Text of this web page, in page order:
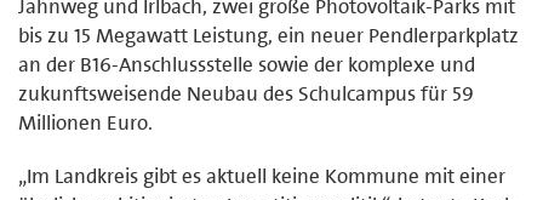
Jahnweg und Irlbach, zwei große Photovoltaik-Parks mit
bis zu 15 Megawatt Leistung, ein neuer Pendlerparkplatz
an der B16-Anschlussstelle sowie der komplexe und
zukunftsweisende Neubau des Schulcampus für 59
Millionen Euro.
„Im Landkreis gibt es aktuell keine Kommune mit einer